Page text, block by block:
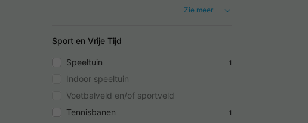
Zie meer
Sport en Vrije Tijd
Speeltuin 1
Indoor speeltuin
Voetbalveld en/of sportveld
Tennisbanen
1